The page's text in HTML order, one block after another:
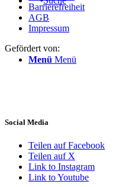
Menü Menü
Barrierefreiheit
AGB
Impressum
Gefördert von:
Social Media
Teilen auf Facebook
Teilen auf X
Link to Instagram
Link to Youtube